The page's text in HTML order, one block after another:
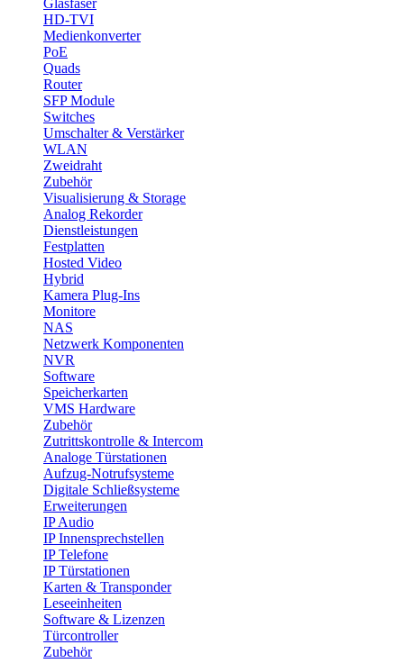
HD-TVI
Medienkonverter
PoE
Quads
Router
SFP Module
Switches
Umschalter & Verstärker
WLAN
Zweidraht
Zubehör
Visualisierung & Storage
Analog Rekorder
Dienstleistungen
Festplatten
Hosted Video
Hybrid
Kamera Plug-Ins
Monitore
NAS
Netzwerk Komponenten
NVR
Software
Speicherkarten
VMS Hardware
Zubehör
Zutrittskontrolle & Intercom
Analoge Türstationen
Aufzug-Notrufsysteme
Digitale Schließsysteme
Erweiterungen
IP Audio
IP Innensprechstellen
IP Telefone
IP Türstationen
Karten & Transponder
Leseeinheiten
Software & Lizenzen
Türcontroller
Zubehör